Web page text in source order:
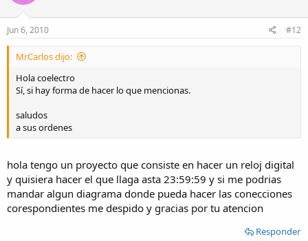
Jun 6, 2010 #12
MrCarlos dijo:
Hola coelectro
Sí, si hay forma de hacer lo que mencionas.
saludos
a sus ordenes
hola tengo un proyecto que consiste en hacer un reloj digital
y quisiera hacer el que llaga asta 23:59:59 y si me podrias
mandar algun diagrama donde pueda hacer las conecciones
corespondientes me despido y gracias por tu atencion
Responder